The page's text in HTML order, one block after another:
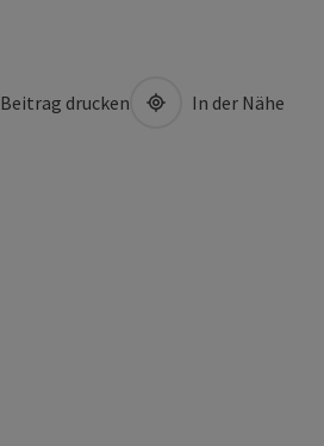
Beitrag drucken In der Nähe